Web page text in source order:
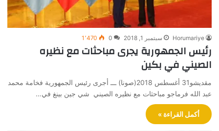
Horumariye سبتمبر 1, 2018 0 1٬470
رئيس الجمهورية يجرى مباحثات مع نظيره
الصيني في بكين
مقديشو31 أغسطس 2018(صونا) ـــ أجرى رئيس الجمهورية فخامة محمد
عبد الله فرماجو مباحثات مع نظيره الصيني شي جين بينغ في…
أكمل القراءة »